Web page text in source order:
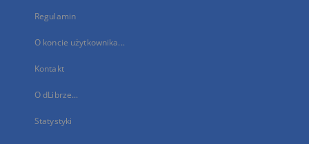
Regulamin
O koncie użytkownika...
Kontakt
O dLibrze...
Statystyki